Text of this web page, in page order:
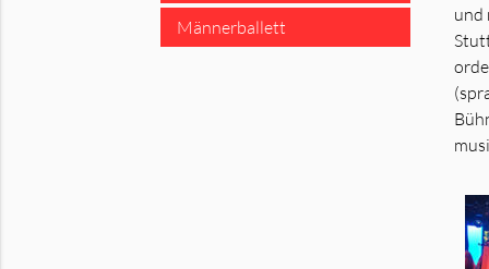
und
Männerballett